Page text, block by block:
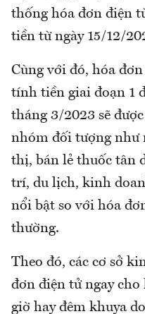
thống hóa đơn điện
tiền từ ngày 15/12/
Cùng với đó, hóa
tính tiền giai đoạn 1
tháng 3/2023 sẽ
nhóm đối tượng như
thị, bán lẻ thuốc tân
trí, du lịch, kinh
nổi bật so với hóa
thường.
Theo đó, các cơ sở
đơn điện tử ngay cho
giờ hay đêm khuya